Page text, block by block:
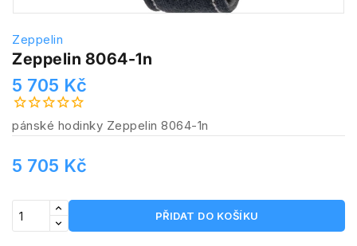
Zeppelin
Zeppelin 8064-1n
5 705 Kč
pánské hodinky Zeppelin 8064-1n
5 705 Kč
PŘIDAT DO KOŠÍKU